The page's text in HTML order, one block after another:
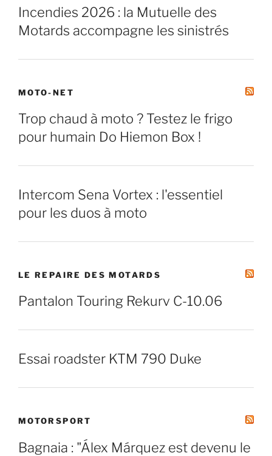
Incendies 2026 : la Mutuelle des
Motards accompagne les sinistrés
MOTO-NET
Trop chaud à moto ? Testez le frigo
pour humain Do Hiemon Box !
Intercom Sena Vortex : l'essentiel
pour les duos à moto
LE REPAIRE DES MOTARDS
Pantalon Touring Rekurv C-10.06
Essai roadster KTM 790 Duke
MOTORSPORT
Bagnaia : "Álex Márquez est devenu le